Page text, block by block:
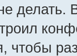
делать.
чтобы